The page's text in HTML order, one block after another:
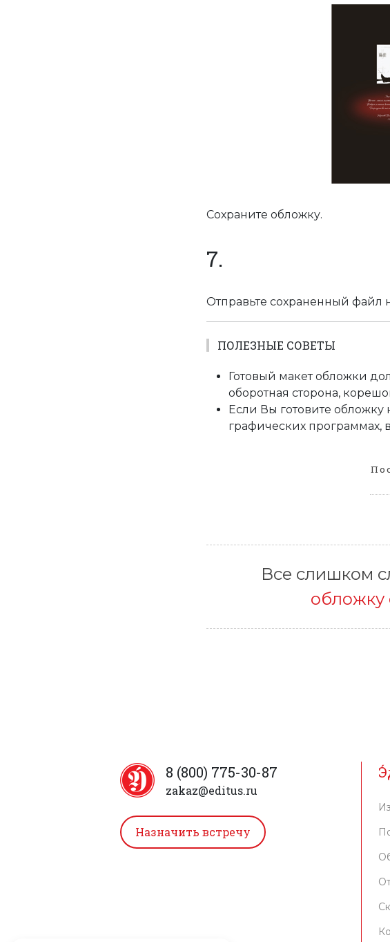
Сохраните обложку.
7.
Отправьте сохраненный файл
ПОЛЕЗНЫЕ СОВЕТЫ
Готовый макет обложки
оборотная сторона,
Если Вы готовите обложку
графических программах,
Все слишком
обложку
8 (800) 775-30-87
zakaz@editus.ru
Назначить встречу